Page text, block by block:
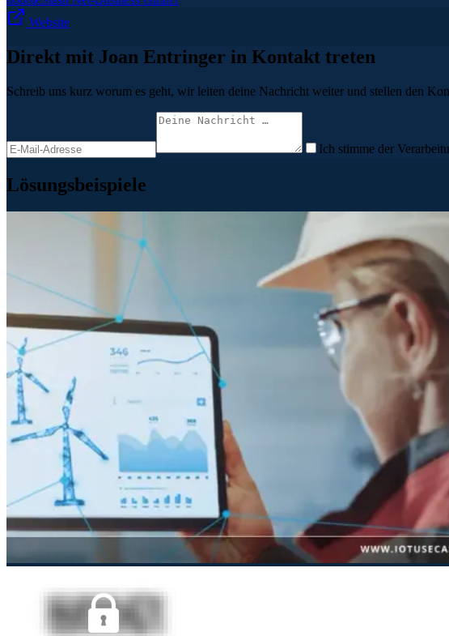
Website
Direkt mit Joan Entringer in Kontakt treten
Schreib uns kurz worum es geht, wir leiten deine Nachricht weiter und stellen den
Ich stimme der
Lösungsbeispiele